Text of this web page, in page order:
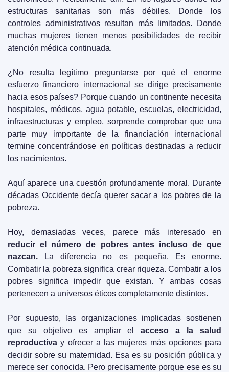
estructuras sanitarias son más débiles. Donde los
controles administrativos resultan más limitados. Donde
muchas mujeres tienen menos posibilidades de recibir
atención médica continuada.
¿No resulta legítimo preguntarse por qué el enorme
esfuerzo financiero internacional se dirige precisamente
hacia esos países? Porque cuando un continente necesita
hospitales, médicos, agua potable, escuelas, electricidad,
infraestructuras y empleo, sorprende comprobar que una
parte muy importante de la financiación internacional
termine concentrándose en políticas destinadas a reducir
los nacimientos.
Aquí aparece una cuestión profundamente moral. Durante
décadas Occidente decía querer sacar a los pobres de la
pobreza.
reducir el número de pobres antes incluso de que
nazcan. La diferencia no es pequeña. Es enorme.
Combatir la pobreza significa crear riqueza. Combatir a los
pobres significa impedir que existan. Y ambas cosas
pertenecen a universos éticos completamente distintos.
Por supuesto, las organizaciones implicadas sostienen
que su objetivo es ampliar el acceso a la salud
reproductiva y ofrecer a las mujeres más opciones para
decidir sobre su maternidad. Esa es su posición pública y
merece ser conocida. Pero precisamente porque ese es su